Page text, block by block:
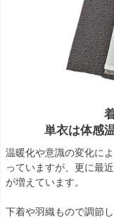
単衣は体感
温暖化や意識の変化に
っていますが、更に最
が増えています。
下着や羽織もので調節